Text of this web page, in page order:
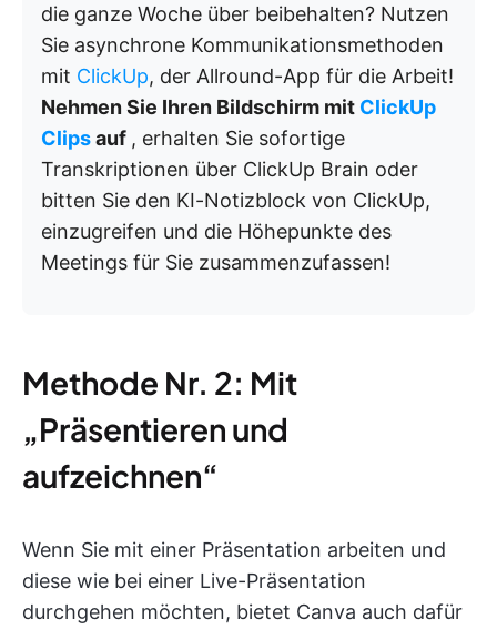
die ganze Woche über beibehalten? Nutzen
Sie asynchrone Kommunikationsmethoden
mit ClickUp, der Allround-App für die Arbeit!
Nehmen Sie Ihren Bildschirm mit ClickUp
Clipsauf , erhalten Sie sofortige
Transkriptionen über ClickUp Brain oder
bitten Sie den KI-Notizblock von ClickUp,
einzugreifen und die Höhepunkte des
Meetings für Sie zusammenzufassen!
Methode Nr. 2: Mit
„Präsentieren und
aufzeichnen“
Wenn Sie mit einer Präsentation arbeiten und
diese wie bei einer Live-Präsentation
durchgehen möchten, bietet Canva auch dafür